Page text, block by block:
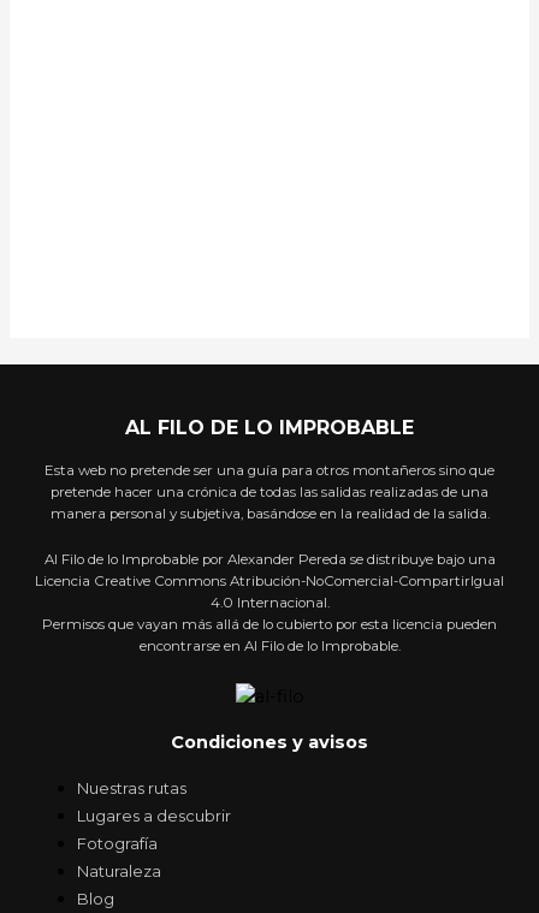
AL FILO DE LO IMPROBABLE
Esta web no pretende ser una guía para otros montañeros sino que
pretende hacer una crónica de todas las salidas realizadas de una
manera personal y subjetiva, basándose en la realidad de la salida.
Al Filo de lo Improbable por Alexander Pereda se distribuye bajo una
Licencia Creative Commons Atribución-NoComercial-CompartirIgual
4.0 Internacional.
Permisos que vayan más allá de lo cubierto por esta licencia pueden
encontrarse en Al Filo de lo Improbable.
Condiciones y avisos
Nuestras rutas
Lugares a descubrir
Fotografía
Naturaleza
Blog